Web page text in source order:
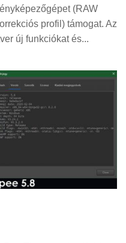
(RAW
profil) támogat. Az
új funkciókat és...